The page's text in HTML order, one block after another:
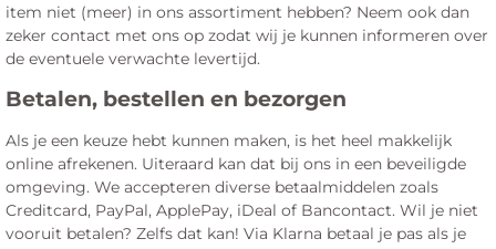
item niet (meer) in ons assortiment hebben? Neem ook dan
zeker contact met ons op zodat wij je kunnen informeren over
de eventuele verwachte levertijd.
Betalen, bestellen en bezorgen
Als je een keuze hebt kunnen maken, is het heel makkelijk
online afrekenen. Uiteraard kan dat bij ons in een beveiligde
omgeving. We accepteren diverse betaalmiddelen zoals
Creditcard, PayPal, ApplePay, iDeal of Bancontact. Wil je niet
vooruit betalen? Zelfs dat kan! Via Klarna betaal je pas als je